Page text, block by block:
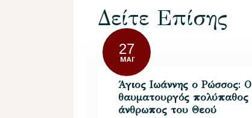
Δείτε Επίσης
27
ΜΆΙ
Άγιος Ιωάννης ο Ρώσσος: Ο
θαυματουργός πολύπαθος
άνθρωπος του Θεού